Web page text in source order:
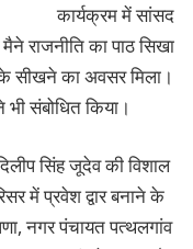
कार्यक्रम में सांसद
राजनीति का पाठ सिखा
सीखने का अवसर मिला।
संबोधित किया।
सिंह जूदेव की विशाल
में प्रवेश द्वार बनाने के
नगर पंचायत पत्थलगांव